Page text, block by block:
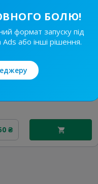
₴
БОЛЮ!
формат запуску під
або інші рішення.